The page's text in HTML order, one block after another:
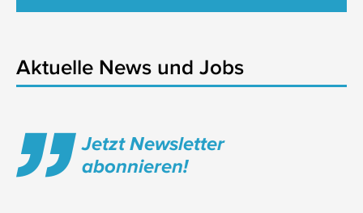
Aktuelle News und Jobs
Jetzt Newsletter
abonnieren!